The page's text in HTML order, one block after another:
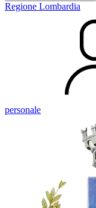
Regione Lombardia
personale